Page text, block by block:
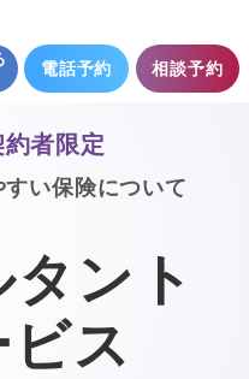
電話予約 相談予約
者限定
い保険について
ント
ス